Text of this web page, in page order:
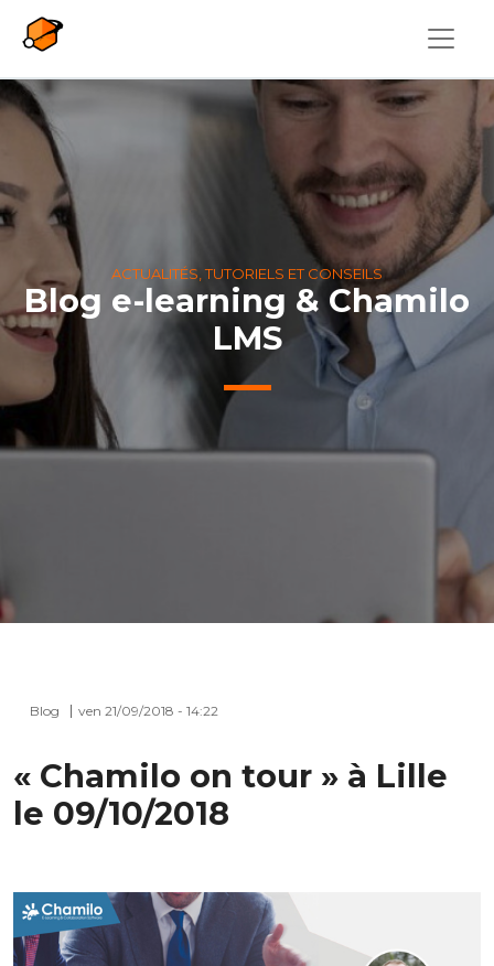
ACTUALITÉS, TUTORIELS ET CONSEILS
Blog e-learning & Chamilo
LMS
Blog ven 21/09/2018 - 14:22
« Chamilo on tour » à Lille
le 09/10/2018